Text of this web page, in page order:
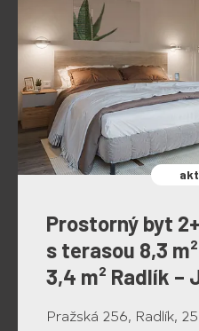
Prostorný byt
s terasou 8,3
3,4 m² Radlík –
Pražská 256, Radlík,